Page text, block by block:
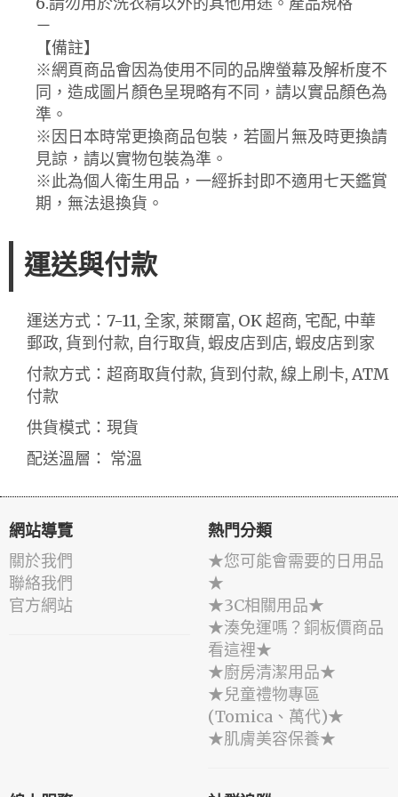
－
【備註】
※網頁商品會因為使用不同的品牌螢幕及解析度不
同，造成圖片顏色呈現略有不同，請以實品顏色為
準。
※因日本時常更換商品包裝，若圖片無及時更換請
見諒，請以實物包裝為準。
※此為個人衛生用品，一經拆封即不適用七天鑑賞
期，無法退換貨。
運送與付款
運送方式：7-11, 全家, 萊爾富, OK 超商, 宅配, 中華
郵政, 貨到付款, 自行取貨, 蝦皮店到店, 蝦皮店到家
付款方式：超商取貨付款, 貨到付款, 線上刷卡, ATM
付款
供貨模式：現貨
配送溫層： 常溫
網站導覽
關於我們
聯絡我們
官方網站
熱門分類
★您可能會需要的日用品
★
★3C相關用品★
★湊免運嗎？銅板價商品
看這裡★
★廚房清潔用品★
★兒童禮物專區
(Tomica、萬代)★
★肌膚美容保養★